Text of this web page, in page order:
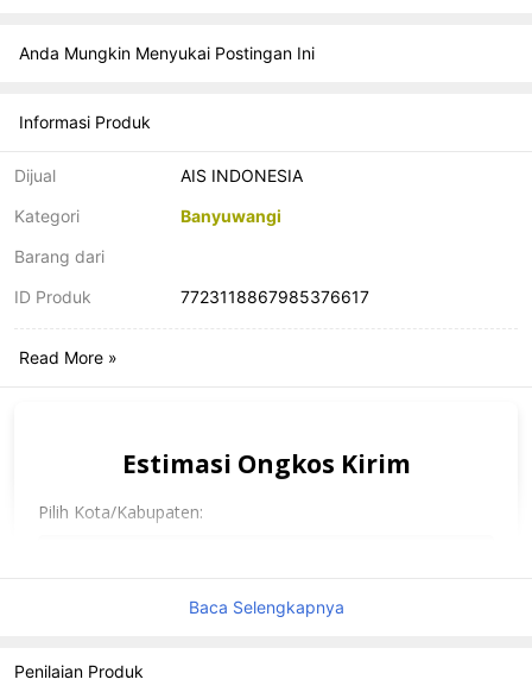
Anda Mungkin Menyukai Postingan Ini
Informasi Produk
Dijual
AIS INDONESIA
Kategori
Banyuwangi
Barang dari
ID Produk
7723118867985376617
Read More »
Estimasi Ongkos Kirim
Pilih Kota/Kabupaten:
Pilih Ukuran Barang:Baca Selengkapnya
Penilaian Produk